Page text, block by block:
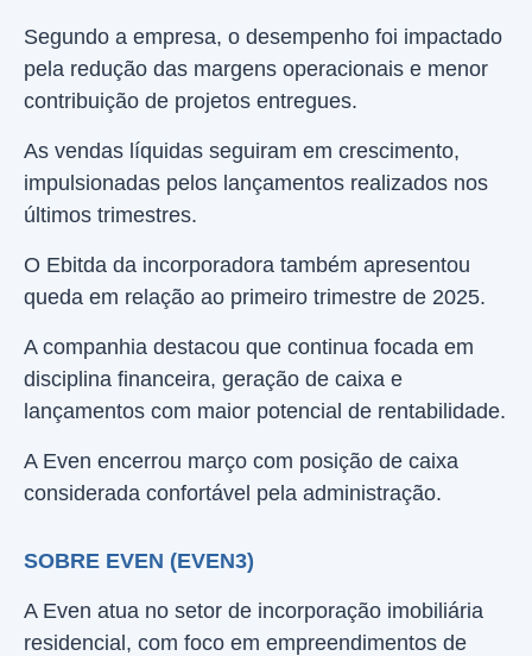
Segundo a empresa, o desempenho foi impactado
pela redução das margens operacionais e menor
contribuição de projetos entregues.
As vendas líquidas seguiram em crescimento,
impulsionadas pelos lançamentos realizados nos
últimos trimestres.
O Ebitda da incorporadora também apresentou
queda em relação ao primeiro trimestre de 2025.
A companhia destacou que continua focada em
disciplina financeira, geração de caixa e
lançamentos com maior potencial de rentabilidade.
A Even encerrou março com posição de caixa
considerada confortável pela administração.
SOBRE EVEN (EVEN3)
A Even atua no setor de incorporação imobiliária
residencial, com foco em empreendimentos de